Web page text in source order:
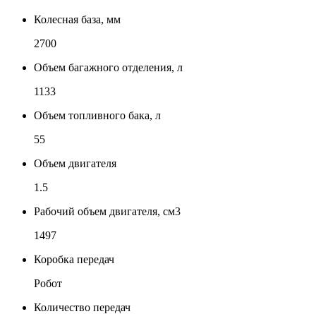
Колесная база, мм
2700
Объем багажного отделения, л
1133
Объем топливного бака, л
55
Объем двигателя
1.5
Рабочий объем двигателя, см3
1497
Коробка передач
Робот
Количество передач